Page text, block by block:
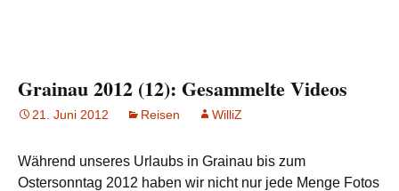
Grainau 2012 (12): Gesammelte Videos
21. Juni 2012 Reisen WilliZ
Während unseres Urlaubs in Grainau bis zum
Ostersonntag 2012 haben wir nicht nur jede Menge Fotos